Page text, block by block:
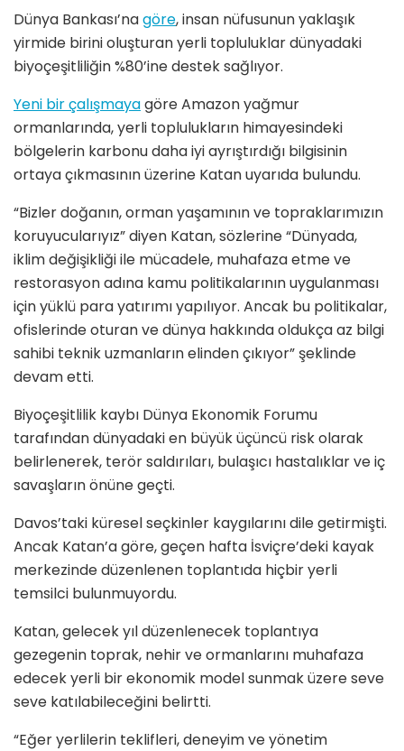
Dünya Bankası’nagöre, insan nüfusunun yaklaşık
yirmide birini oluşturan yerli topluluklar dünyadaki
biyoçeşitliliğin %80’ine destek sağlıyor.
Yeni bir çalışmayagöre Amazon yağmur
ormanlarında, yerli toplulukların himayesindeki
bölgelerin karbonu daha iyi ayrıştırdığı bilgisinin
ortaya çıkmasının üzerine Katan uyarıda bulundu.
“Bizler doğanın, orman yaşamının ve topraklarımızın
koruyucularıyız” diyen Katan, sözlerine “Dünyada,
iklim değişikliği ile mücadele, muhafaza etme ve
restorasyon adına kamu politikalarının uygulanması
için yüklü para yatırımı yapılıyor. Ancak bu politikalar,
ofislerinde oturan ve dünya hakkında oldukça az bilgi
sahibi teknik uzmanların elinden çıkıyor” şeklinde
devam etti.
Biyoçeşitlilik kaybı Dünya Ekonomik Forumu
tarafından dünyadaki en büyük üçüncü risk olarak
belirlenerek, terör saldırıları, bulaşıcı hastalıklar ve iç
savaşların önüne geçti.
Davos’taki küresel seçkinler kaygılarını dile getirmişti.
Ancak Katan’a göre, geçen hafta İsviçre’deki kayak
merkezinde düzenlenen toplantıda hiçbir yerli
temsilci bulunmuyordu.
Katan, gelecek yıl düzenlenecek toplantıya
gezegenin toprak, nehir ve ormanlarını muhafaza
edecek yerli bir ekonomik model sunmak üzere seve
seve katılabileceğini belirtti.
“Eğer yerlilerin teklifleri, deneyim ve yönetim